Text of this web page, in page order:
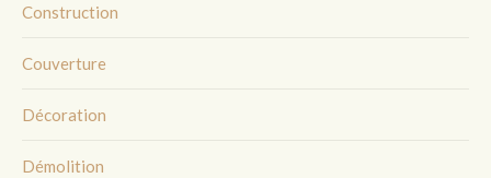
Construction
Couverture
Décoration
Démolition